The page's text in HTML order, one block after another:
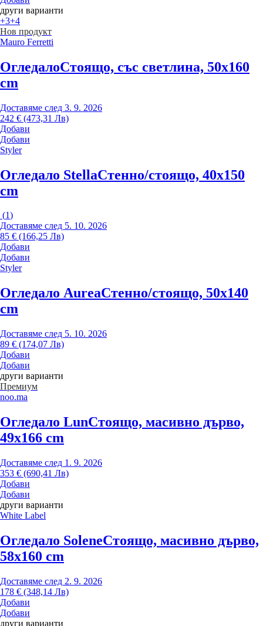
други варианти
+3+4
Нов продукт
Mauro Ferretti
ОгледалоСтоящо, със светлина, 50x160
cm
Доставяме след 3. 9. 2026
242 € (473,31 Лв)
Добави
Добави
Styler
Огледало StellaСтенно/стоящо, 40x150
cm
(1)
Доставяме след 5. 10. 2026
85 € (166,25 Лв)
Добави
Добави
Styler
Огледало AureaСтенно/стоящо, 50x140
cm
Доставяме след 5. 10. 2026
89 € (174,07 Лв)
Добави
Добави
други варианти
Премиум
noo.ma
Огледало LunСтоящо, масивно дърво,
49x166 cm
Доставяме след 1. 9. 2026
353 € (690,41 Лв)
Добави
Добави
други варианти
White Label
Огледало SoleneСтоящо, масивно дърво,
58x160 cm
Доставяме след 2. 9. 2026
178 € (348,14 Лв)
Добави
Добави
други варианти